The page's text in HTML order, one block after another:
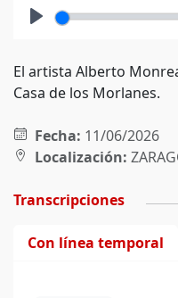
El artista Alberto
Casa de los Morlanes.
Fecha: 11/06/2026
Localización:
Transcripciones
Con línea temporal